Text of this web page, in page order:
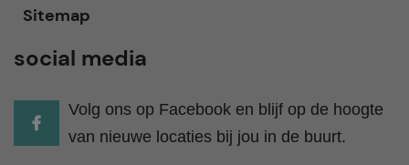
Sitemap
social media
Volg ons op Facebook en blijf op de hoogte
van nieuwe locaties bij jou in de buurt.